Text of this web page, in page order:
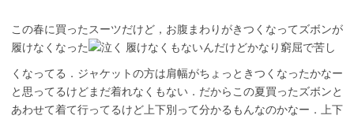
この春に買ったスーツだけど，お腹まわりがきつくなってズボンが
履けなくなった
履けなくもないんだけどかなり窮屈で苦し
くなってる．ジャケットの方は肩幅がちょっときつくなったかなー
と思ってるけどまだ着れなくもない．だからこの夏買ったズボンと
あわせて着て行ってるけど上下別って分かるもんなのかなー．上下